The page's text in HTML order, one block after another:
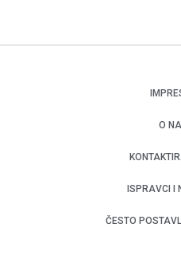
O
ISPRAVCI I
ČESTO